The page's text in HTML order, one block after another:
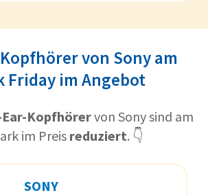
von Sony am
Friday im Angebot
Ear-Kopfhörervon Sony sind am
im Preis reduziert. 👇
SONY